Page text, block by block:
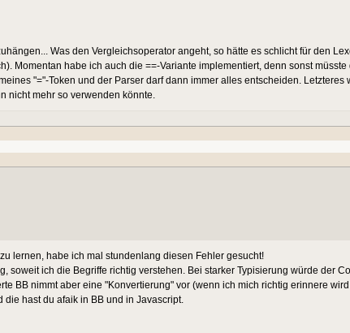
Was den Vergleichsoperator angeht, so hätte es schlicht für den
Momentan habe ich auch die ==-Variante implementiert, denn sonst
"="-Token und der Parser darf dann immer alles entscheiden.
nicht mehr so verwenden könnte.
lernen, habe ich mal stundenlang diesen Fehler gesucht!
soweit ich die Begriffe richtig verstehen. Bei starker Typisierung würde der
BB nimmt aber eine "Konvertierung" vor (wenn ich mich richtig erinnere
hast du afaik in BB und in Javascript.